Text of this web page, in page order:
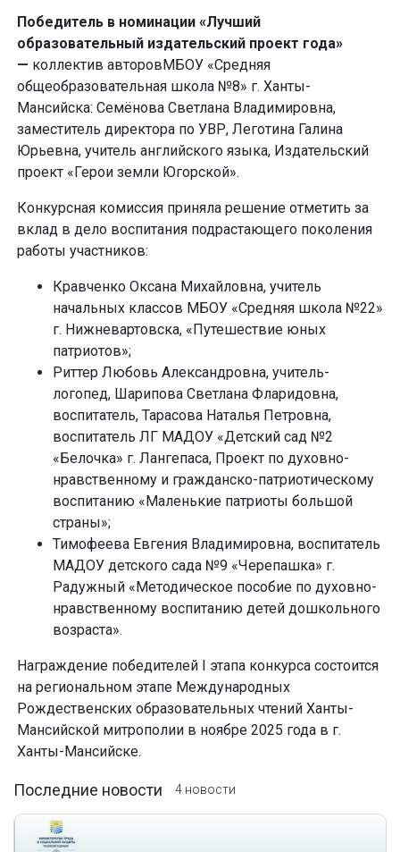
Победитель в номинации «Лучший
образовательный издательский проект года»
— коллектив авторовМБОУ «Средняя
общеобразовательная школа №8» г. Ханты-
Мансийска: Семёнова Светлана Владимировна,
заместитель директора по УВР, Леготина Галина
Юрьевна, учитель английского языка, Издательский
проект «Герои земли Югорской».
Конкурсная комиссия приняла решение отметить за
вклад в дело воспитания подрастающего поколения
работы участников:
Кравченко Оксана Михайловна, учитель
начальных классов МБОУ «Средняя школа №22»
г. Нижневартовска, «Путешествие юных
патриотов»;
Риттер Любовь Александровна, учитель-
логопед, Шарипова Светлана Фларидовна,
воспитатель, Тарасова Наталья Петровна,
воспитатель ЛГ МАДОУ «Детский сад №2
«Белочка» г. Лангепаса, Проект по духовно-
нравственному и гражданско-патриотическому
воспитанию «Маленькие патриоты большой
страны»;
Тимофеева Евгения Владимировна, воспитатель
МАДОУ детского сада №9 «Черепашка» г.
Радужный «Методическое пособие по духовно-
нравственному воспитанию детей дошкольного
возраста».
Награждение победителей I этапа конкурса состоится
на региональном этапе Международных
Рождественских образовательных чтений Ханты-
Мансийской митрополии в ноябре 2025 года в г.
Ханты-Мансийске.
Последние новости 4 новости